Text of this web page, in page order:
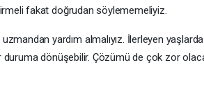
fakat doğrudan söylememeliyiz.
yardım almalıyız. İlerleyen
duruma dönüşebilir. Çözümü de çok zor